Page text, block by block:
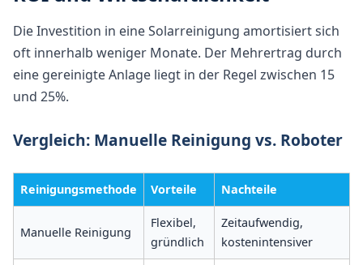
Die Investition in eine Solarreinigung amortisiert sich
oft innerhalb weniger Monate. Der Mehrertrag durch
eine gereinigte Anlage liegt in der Regel zwischen 15
und 25%.
Vergleich: Manuelle Reinigung vs. Roboter
Reinigungsmethode Vorteile Nachteile
Manuelle Reinigung
Flexibel,
gründlich
Zeitaufwendig,
kostenintensiver